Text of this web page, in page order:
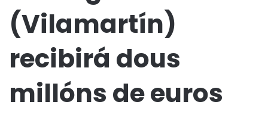
(Vilamartín)
recibirá dous
millóns de euros